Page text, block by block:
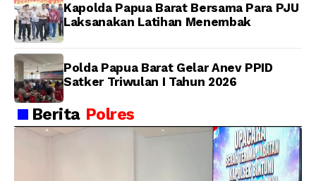
Kapolda Papua Barat Bersama Para PJU
Laksanakan Latihan Menembak
Polda Papua Barat Gelar Anev PPID
Satker Triwulan I Tahun 2026
Berita Polres